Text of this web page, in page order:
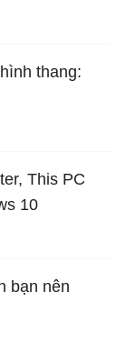
thang:
This PC
10
bạn nên